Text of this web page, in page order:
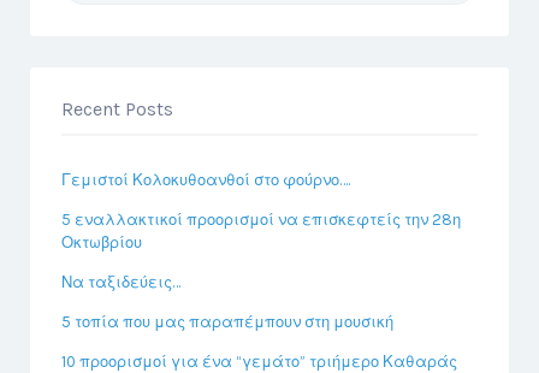
Recent Posts
Γεμιστοί Κολοκυθοανθοί στο φούρνο….
5 εναλλακτικοί προορισμοί να επισκεφτείς την 28η
Οκτωβρίου
Να ταξιδεύεις…
5 τοπία που μας παραπέμπουν στη μουσική
10 προορισμοί για ένα “γεμάτο” τριήμερο Καθαράς